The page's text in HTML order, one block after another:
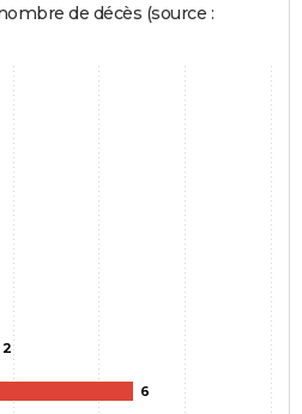
de décès (source :
2
6